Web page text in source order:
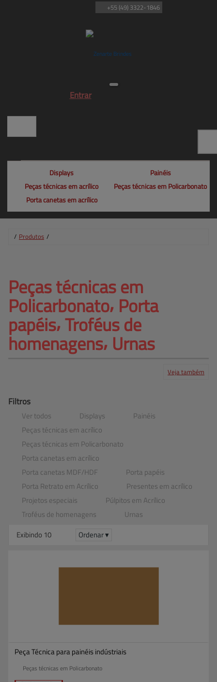
Entrar
+55 (49) 3322-1846
Displays
Painéis
Peças técnicas em acrílico
Peças técnicas em Policarbonato
Porta canetas em acrílico
/ Produtos /
Peças técnicas em
Policarbonato⸴ Porta
papéis⸴ Troféus de
homenagens⸴ Urnas
Veja também
Filtros
Ver todos Displays
Painéis
Peças técnicas em acrílico
Peças técnicas em Policarbonato
Porta canetas em acrílico
Porta canetas MDF​/​HDF
Porta papéis
Porta Retrato em Acrílico
Presentes em acrílico
Projetos especiais
Púlpitos em Acrílico
Troféus de homenagens
Urnas
Exibindo 10
Ordenar ▾
Peça Técnica para painéis indústriais
Peças técnicas em Policarbonato